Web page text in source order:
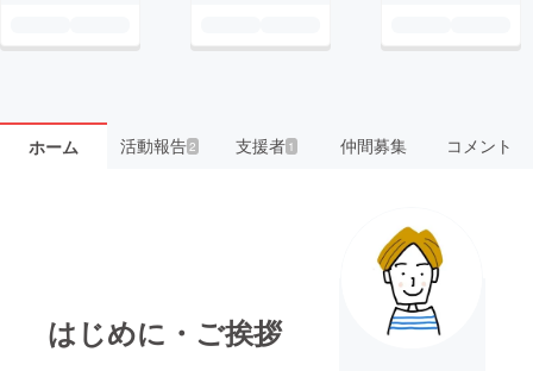
ホーム 活動報告2 支援者 1 仲間募集 コメント
はじめに・ご挨拶